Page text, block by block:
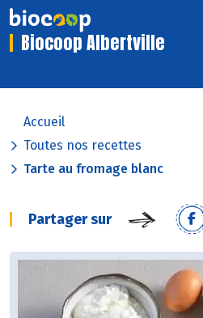
Biocoop Albertville
Accueil
Toutes nos recettes
Tarte au fromage blanc
Partager sur